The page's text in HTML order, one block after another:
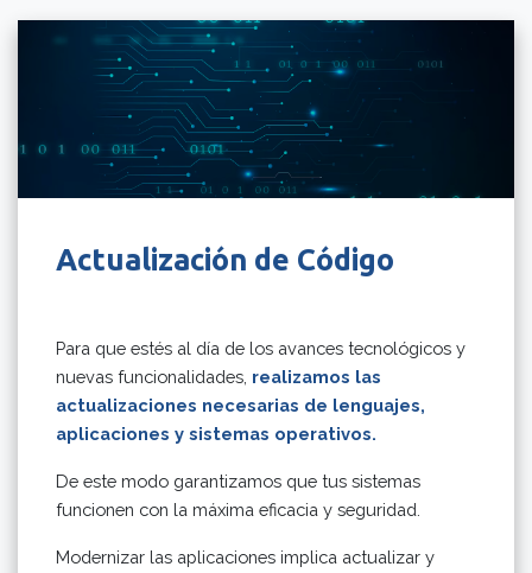
Actualización de Código
Para que estés al día de los avances tecnológicos y
nuevas funcionalidades, realizamos las
actualizaciones necesarias de lenguajes,
aplicaciones y sistemas operativos.
De este modo garantizamos que tus sistemas
funcionen con la máxima eficacia y seguridad.
Modernizar las aplicaciones implica actualizar y